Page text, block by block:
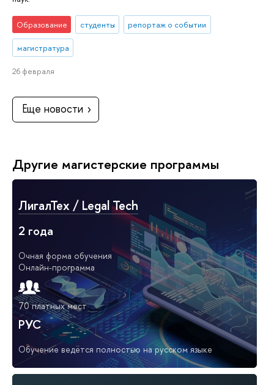
Образование студенты репортаж о событии
магистратура
26 февраля
Еще новости
Другие магистерские программы
ЛигалТех / Legal Tech
2 года
Очная форма обучения
Онлайн-программа
70 платных мест
РУС
Обучение ведётся полностью на русском языке